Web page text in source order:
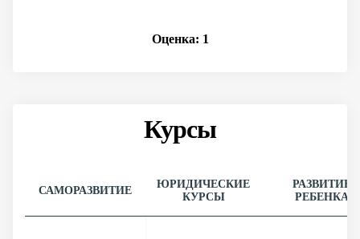
Оценка: 1
Курсы
САМОРАЗВИТИЕ
ЮРИДИЧЕСКИЕ
КУРСЫ
РАЗВИТИЕ
РЕБЕНКА